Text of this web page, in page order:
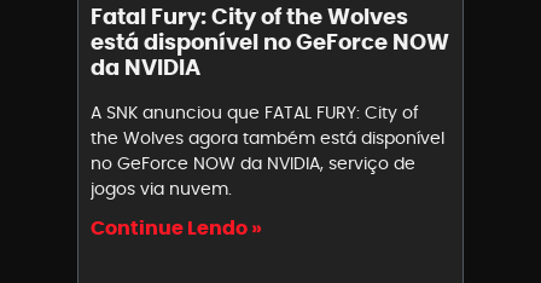
Fatal Fury: City of the Wolves
está disponível no GeForce NOW
da NVIDIA
A SNK anunciou que FATAL FURY: City of
the Wolves agora também está disponível
no GeForce NOW da NVIDIA, serviço de
jogos via nuvem.
Continue Lendo »